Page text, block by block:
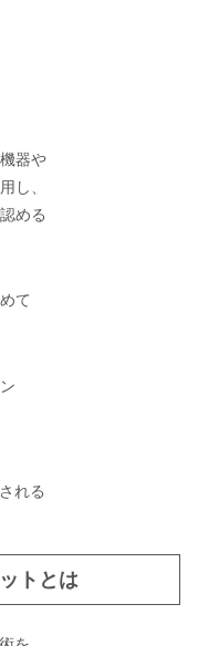
で結婚式した芸能
や費用を解説
指輪（ペア）の値
？
費用は高い？衣装
式の費用は？割引
の結婚式の費用！
器や
し、
める
て
れる
トとは